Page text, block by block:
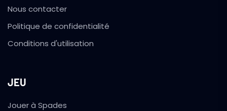
Nous contacter
Politique de confidentialité
Conditions d'utilisation
JEU
Jouer à Spades